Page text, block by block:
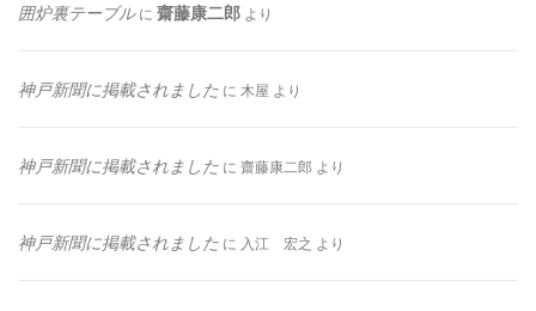
囲炉裏テーブルに 齋藤康二郎 より
神戸新聞に掲載されました に 木屋 より
神戸新聞に掲載されました に 齋藤康二郎 より
神戸新聞に掲載されました に 入江 宏之 より